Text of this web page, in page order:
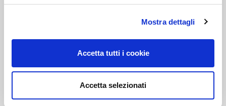
Mostra dettagli
Accetta tutti i cookie
Accetta selezionati